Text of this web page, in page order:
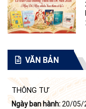
VĂN BẢN
THÔNG TƯ
Ngày ban hành: 20/05/